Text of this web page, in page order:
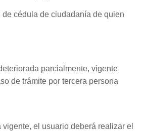
de cédula de ciudadanía de quien
parcialmente, vigente
de trámite por tercera persona
el usuario deberá realizar el